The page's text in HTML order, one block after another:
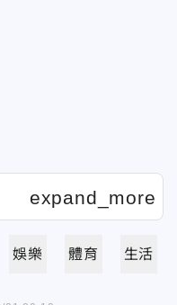
娛樂 體育 生活